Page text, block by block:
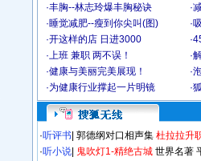
·丰胸--林志玲爆丰胸秘诀 ·
·睡觉减肥--瘦到你尖叫(图) ·
·开这样的店 日进3000 ·
·上班 兼职 两不误！ ·
·健康与美丽完美展现！ ·
·为健康行业撑起一片明镜 ·
·听评书 郭德纲对口相声集 杜拉拉升
·听小说 鬼吹灯1-精绝古城 世界名著